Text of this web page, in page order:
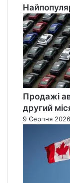
Продажі
другий
9 Серпня 2026